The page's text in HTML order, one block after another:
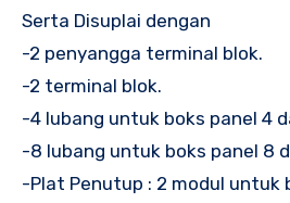
Serta Disuplai dengan
-2 penyangga terminal blok.
-2 terminal blok.
-4 lubang untuk boks panel 4
-8 lubang untuk boks panel 8
-Plat Penutup : 2 modul untuk